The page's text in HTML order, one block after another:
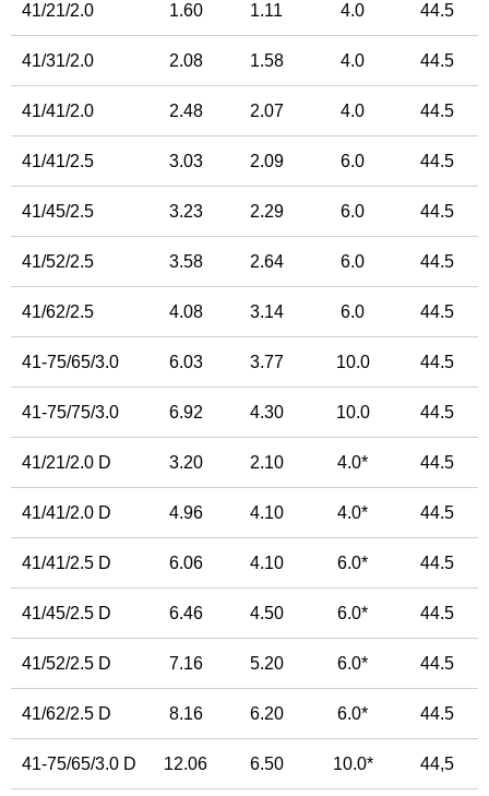
41/21/2.0 1.60 1.11 4.0 44.5
41/31/2.0 2.08 1.58 4.0 44.5
41/41/2.0 2.48 2.07 4.0 44.5
41/41/2.5 3.03 2.09 6.0 44.5
41/45/2.5 3.23 2.29 6.0 44.5
41/52/2.5 3.58 2.64 6.0 44.5
41/62/2.5 4.08 3.14 6.0 44.5
41-75/65/3.0 6.03 3.77 10.0 44.5
41-75/75/3.0 6.92 4.30 10.0 44.5
41/21/2.0 D 3.20 2.10 4.0* 44.5
41/41/2.0 D 4.96 4.10 4.0* 44.5
41/41/2.5 D 6.06 4.10 6.0* 44.5
41/45/2.5 D 6.46 4.50 6.0* 44.5
41/52/2.5 D 7.16 5.20 6.0* 44.5
41/62/2.5 D 8.16 6.20 6.0* 44.5
41-75/65/3.0 D 12.06 6.50 10.0* 44,5